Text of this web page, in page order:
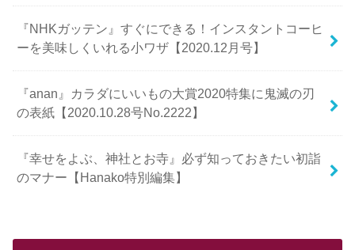
『NHKガッテン』すぐにできる！インスタントコーヒ
ーを美味しくいれる小ワザ【2020.12月号】
『anan』カラダにいいもの大賞2020特集に鬼滅の刃
の表紙【2020.10.28号No.2222】
『幸せをよぶ、神社とお寺』必ず知っておきたい初詣
のマナー【Hanako特別編集】